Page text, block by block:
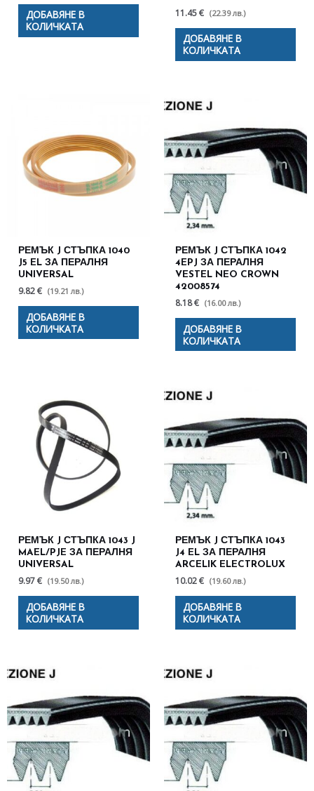
ДОБАВЯНЕ В
КОЛИЧКАТА
11.45 € (22.39 лв.)
ДОБАВЯНЕ В
КОЛИЧКАТА
РЕМЪК J СТЪПКА 1040
J5 EL ЗА ПЕРАЛНЯ
UNIVERSAL
9.82 € (19.21 лв.)
ДОБАВЯНЕ В
КОЛИЧКАТА
РЕМЪК J СТЪПКА 1042
4EPJ ЗА ПЕРАЛНЯ
VESTEL NEO CROWN
42008574
8.18 € (16.00 лв.)
ДОБАВЯНЕ В
КОЛИЧКАТА
РЕМЪК J СТЪПКА 1043 J
MAEL/PJE ЗА ПЕРАЛНЯ
UNIVERSAL
9.97 € (19.50 лв.)
ДОБАВЯНЕ В
КОЛИЧКАТА
РЕМЪК J СТЪПКА 1043
J4 EL ЗА ПЕРАЛНЯ
ARCELIK ELECTROLUX
10.02 € (19.60 лв.)
ДОБАВЯНЕ В
КОЛИЧКАТА